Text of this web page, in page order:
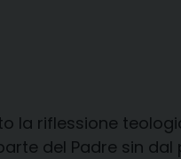
la riflessione
del Padre sin dal